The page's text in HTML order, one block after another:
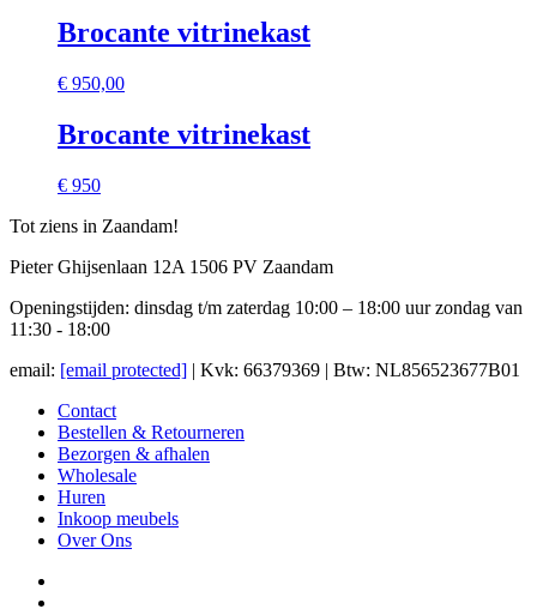
Brocante vitrinekast
€ 950,00
Brocante vitrinekast
€ 950
Tot ziens in Zaandam!
Pieter Ghijsenlaan 12A 1506 PV Zaandam
Openingstijden: dinsdag t/m zaterdag 10:00 – 18:00 uur zondag van
11:30 - 18:00
email: [email protected] | Kvk: 66379369 | Btw: NL856523677B01
Contact
Bestellen & Retourneren
Bezorgen & afhalen
Wholesale
Huren
Inkoop meubels
Over Ons